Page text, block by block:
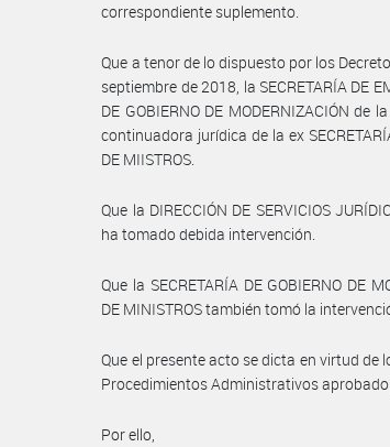
correspondiente suplemento.
Que a tenor de lo dispuesto por los
septiembre de 2018, la SECRETARÍA DE
DE GOBIERNO DE MODERNIZACIÓN de
continuadora jurídica de la ex
DE MIISTROS.
Que la DIRECCIÓN DE SERVICIOS
ha tomado debida intervención.
Que la SECRETARÍA DE GOBIERNO DE
DE MINISTROS también tomó la
Que el presente acto se dicta en virtud
Procedimientos Administrativos aprobado
Por ello,